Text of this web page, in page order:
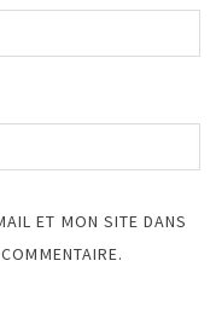
ET MON SITE DANS